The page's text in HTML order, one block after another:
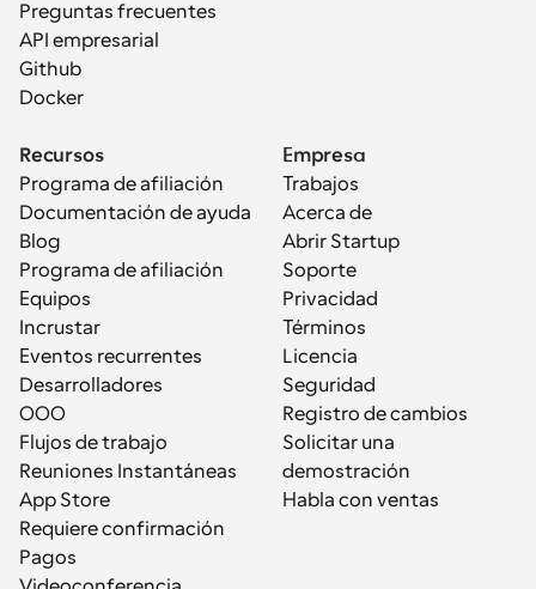
Preguntas frecuentes
API empresarial
Github
Docker
Recursos
Programa de afiliación
Documentación de ayuda
Blog
Programa de afiliación
Equipos
Incrustar
Eventos recurrentes
Desarrolladores
OOO
Flujos de trabajo
Reuniones Instantáneas
App Store
Requiere confirmación
Pagos
Empresa
Trabajos
Acerca de
Abrir Startup
Soporte
Privacidad
Términos
Licencia
Seguridad
Registro de cambios
Solicitar una
demostración
Habla con ventas